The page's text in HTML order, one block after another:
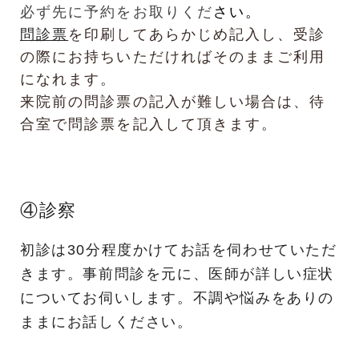
必ず先に予約をお取りくだ さい。
問診票 を印刷してあらかじめ記入し、受診
の際にお持ちいただければそのままご利用
になれます。
来院前の問診票の記入が難しい場合は、待
合室で問診票を記入して頂きます。
④診察
初診は30分程度かけてお話を伺わせていただ
きます。事前問診を元に、医師が詳しい症状
についてお伺いします。不調や悩みをありの
ままにお話しください。